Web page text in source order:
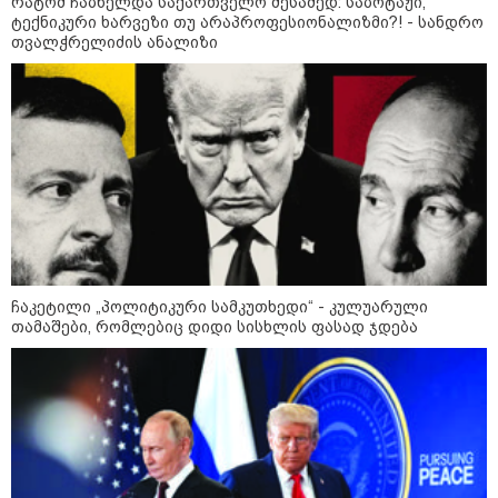
რიგში შუქის გამორთვისას: 5
მნიშვნელოვანი ნაბიჯი
1-დღიანი ტურები თბილისიდან:
სად წავიდეთ დილით და
დავბრუნდეთ საღამოს?
მსოფლიო
ტექნიკური ხარვეზი თუ არაპროფესიონალიზმი?! - სანდრო
თვალჭრელიძის ანალიზი
ჩაკეტილი „პოლიტიკური სამკუთხედი“ - კულუარული
თამაშები, რომლებიც დიდი სისხლის ფასად ჯდება